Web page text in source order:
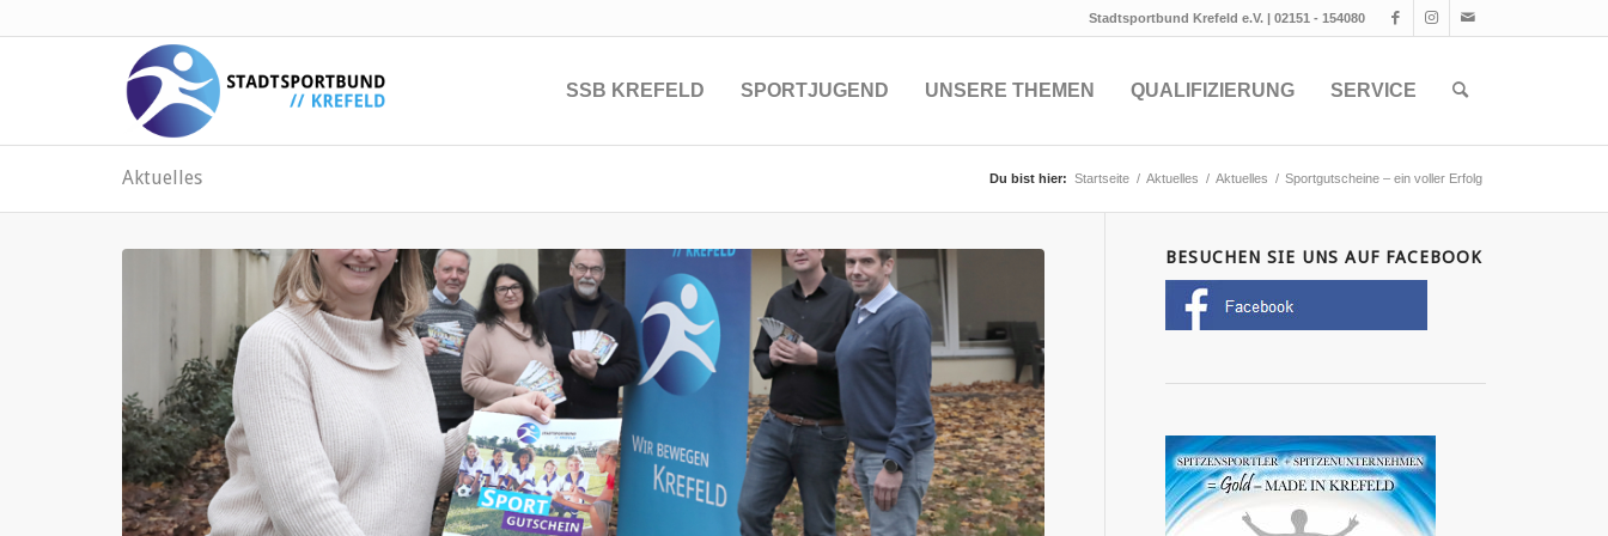
Stadtsportbund Krefeld e.V. | 02151 - 154080
SSB KREFELD SPORTJUGEND UNSERE THEMEN QUALIFIZIERUNG SERVICE
Aktuelles Du bist hier: Startseite / Aktuelles / Aktuelles / Sportgutscheine – ein voller Erfolg
BESUCHEN SIE UNS AUF FACEBOOK